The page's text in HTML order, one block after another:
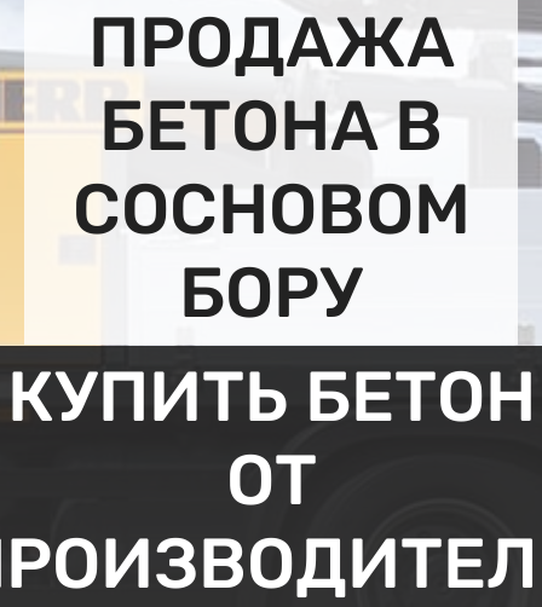
ПРОДАЖА
БЕТОНА В
СОСНОВОМ
БОРУ
КУПИТЬ БЕТОН
ОТ